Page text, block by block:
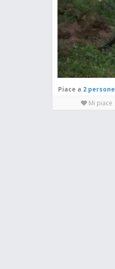
Piace a
2 persone
Mi piace